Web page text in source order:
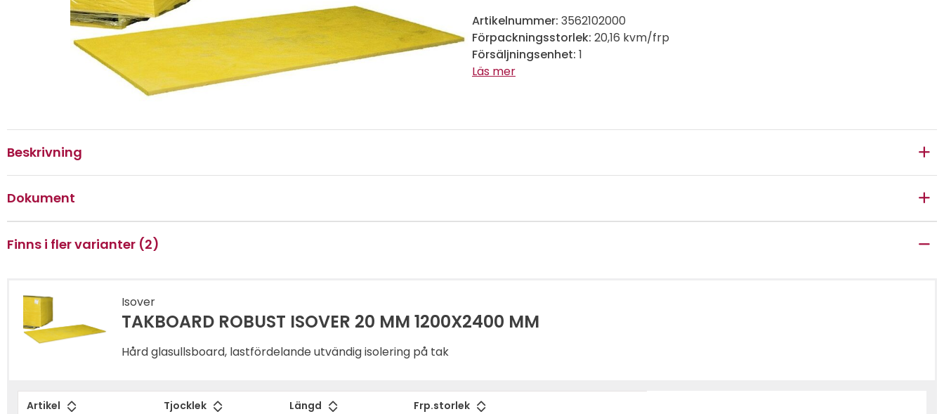
Artikelnummer: 3562102000
Förpackningsstorlek: 20,16 kvm/frp
Försäljningsenhet: 1
Läs mer
Beskrivning
Dokument
Finns i fler varianter (2)
Isover
TAKBOARD ROBUST ISOVER 20 MM 1200X2400 MM
Hård glasullsboard, lastfördelande utvändig isolering på tak
Artikel Tjocklek Längd Frp.storlek